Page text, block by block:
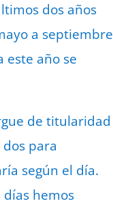
dos años
a septiembre
este año se
de titularidad
para
según el día.
hemos